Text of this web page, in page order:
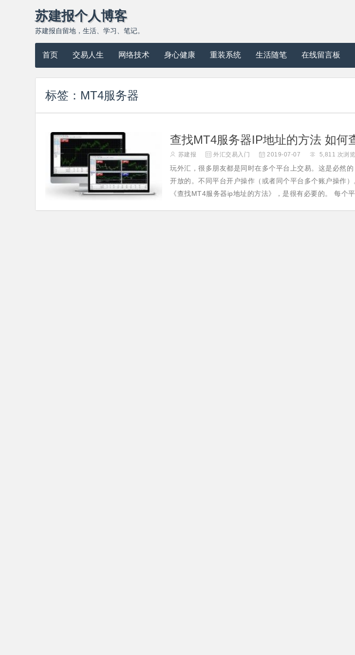
苏建报个人博客
苏建报自留地，生活、学习、笔记。
首页 交易人生 网络技术 身心健康 重装系统 生活随笔 在线留言板
标签： MT4服务器
 苏建报  外汇交易入门  2019-07-07  5,811 次浏览
玩外汇，很多朋友都是同时在多个平台上交易。这是必然
开放的。不同平台开户操作（或者同个平台多个账户操作
《查找MT4服务器ip地址的方法》，是很有必要的。 每个平